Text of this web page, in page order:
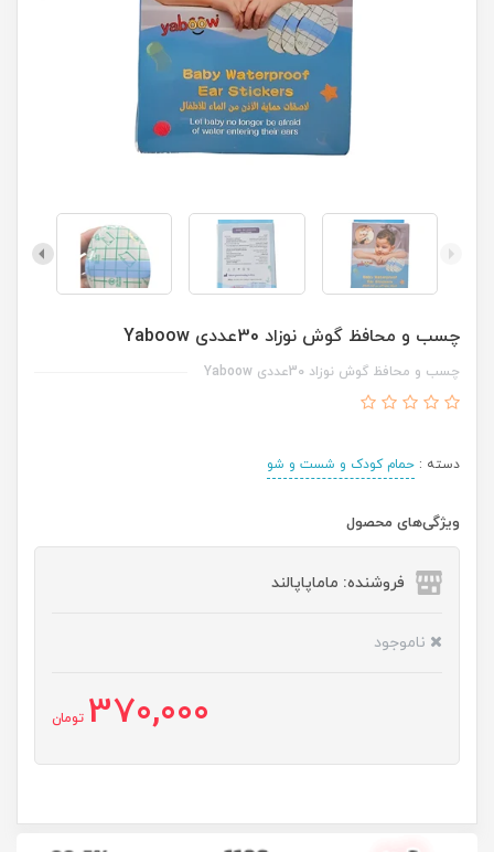
چسب و محافظ گوش نوزاد 30عددی Yaboow
چسب و محافظ گوش نوزاد 30عددی Yaboow
دسته : حمام کودک و شست و شو
ویژگی‌های محصول
فروشنده: ماماپاپالند
ناموجود
370,000 تومان